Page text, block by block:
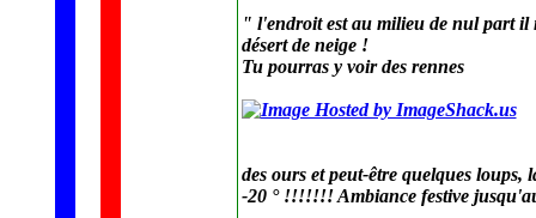
" l'endroit est au milieu de nul part il
désert de neige !
Tu pourras y voir des rennes
des ours et peut-être quelques loups,
-20 ° !!!!!!! Ambiance festive